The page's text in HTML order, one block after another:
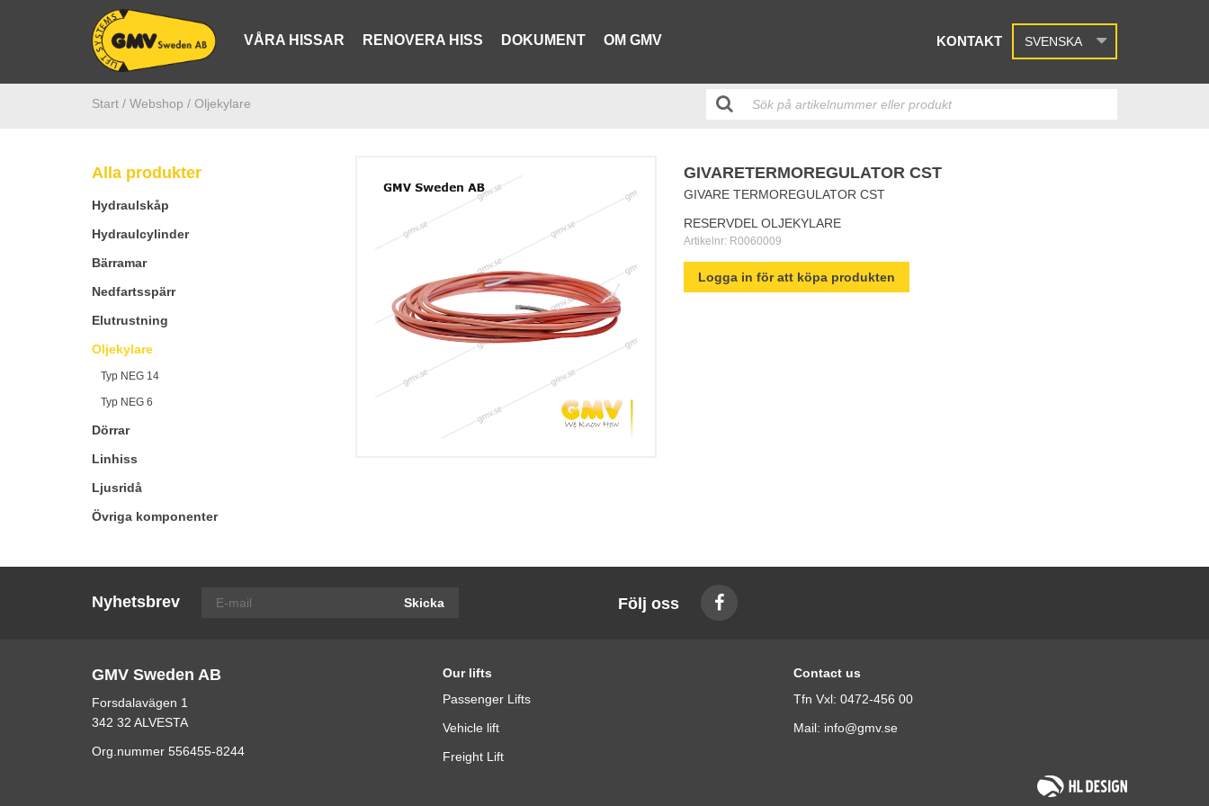
VÅRA HISSAR RENOVERA HISS DOKUMENT OM GMV KONTAKT SVENSKA
Start / Webshop / Oljekylare
Alla produkter
Hydraulskåp
Hydraulcylinder
Bärramar
Nedfartsspärr
Elutrustning
Oljekylare
Typ NEG 14
Typ NEG 6
Dörrar
Linhiss
Ljusridå
Övriga komponenter
GIVARETERMOREGULATOR CST
GIVARE TERMOREGULATOR CST
RESERVDEL OLJEKYLARE
Artikelnr: R0060009
Logga in för att köpa produkten
Nyhetsbrev Skicka Följ oss
GMV Sweden AB
Forsdalavägen 1
342 32 ALVESTA
Org.nummer 556455-8244
Our lifts
Passenger Lifts
Vehicle lift
Freight Lift
Contact us
Tfn Vxl: 0472-456 00
Mail: info@gmv.se